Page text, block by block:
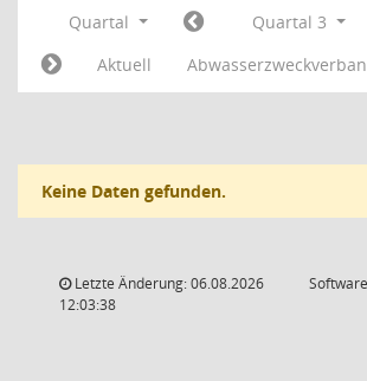
Quartal Quartal 3
Aktuell
Keine Daten gefunden.
Letzte Änderung: 06.08.2026
12:03:38